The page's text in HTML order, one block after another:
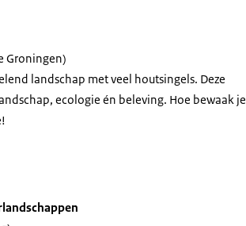
Groningen)
landschap met veel houtsingels. Deze
ecologie én beleving. Hoe bewaak je